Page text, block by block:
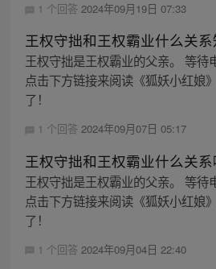
1 个回答 2024年09月19日 07:33
王权守拙和王权霸业什么关
王权守拙是王权霸业的父亲。 等待
点击下方链接来阅读《狐妖小红娘
了！
1 个回答 2024年09月07日 05:17
王权守拙和王权霸业什么关系
王权守拙是王权霸业的父亲。 等待
点击下方链接来阅读《狐妖小红娘
了！
1 个回答 2024年09月04日 22:40